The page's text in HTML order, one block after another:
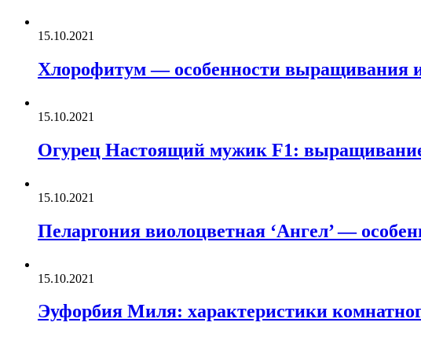
15.10.2021
Хлорофитум — особенности выращивания и
15.10.2021
Огурец Настоящий мужик F1:
15.10.2021
Пеларгония виолоцветная ‘Ангел’ —
15.10.2021
Эуфорбия Миля: характеристики